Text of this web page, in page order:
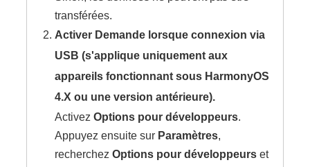
transférées.
Activer Demande lorsque connexion via
USB (s'applique uniquement aux
appareils fonctionnant sous HarmonyOS
4.X ou une version antérieure).
ActivezOptions pour développeurs.
Appuyez ensuite sur Paramètres,
recherchezOptions pour développeurs et